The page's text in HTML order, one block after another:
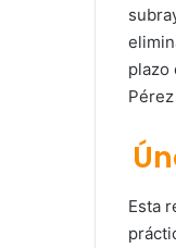
plazo
Esta